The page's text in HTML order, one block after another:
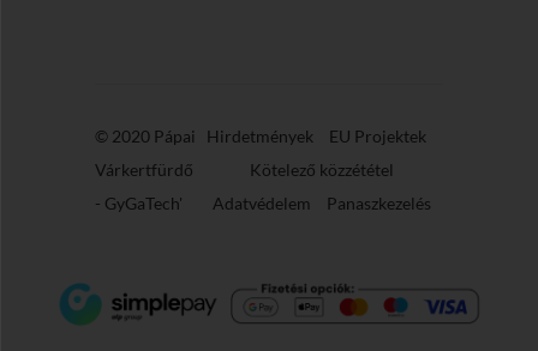
© 2020 Pápai
Várkertfürdő
- GyGaTech'
Hirdetmények
EU Projektek
Kötelező közzététel
Adatvédelem
Panaszkezelés